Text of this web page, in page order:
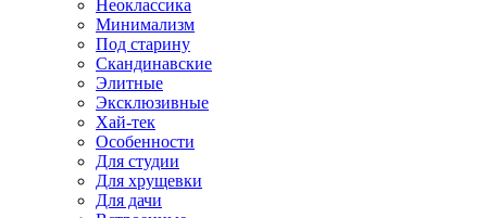
Неоклассика
Минимализм
Под старину
Скандинавские
Элитные
Эксклюзивные
Хай-тек
Особенности
Для студии
Для хрущевки
Для дачи